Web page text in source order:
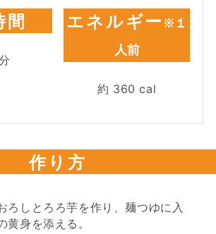
間 エネルギー ※１
人前
約 360 cal
作り方
ろしとろろ芋を作り、麺つゆに入
黄身を添える。